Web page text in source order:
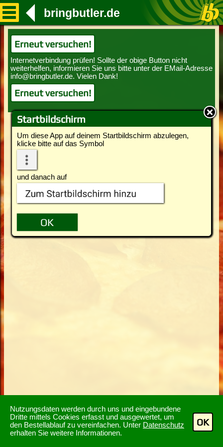
Nutzungsdaten werden durch uns und eingebundene
Dritte mittels Cookies erfasst und ausgewertet, um
den Bestellablauf zu vereinfachen. Unter Datenschutz
erhalten Sie weitere Informationen.
OK
Startbildschirm
Um diese App auf deinem Startbildschirm abzulegen,
klicke bitte auf das Symbol
und danach auf
bringbutler.de
Erneut versuchen!
Erneut versuchen!